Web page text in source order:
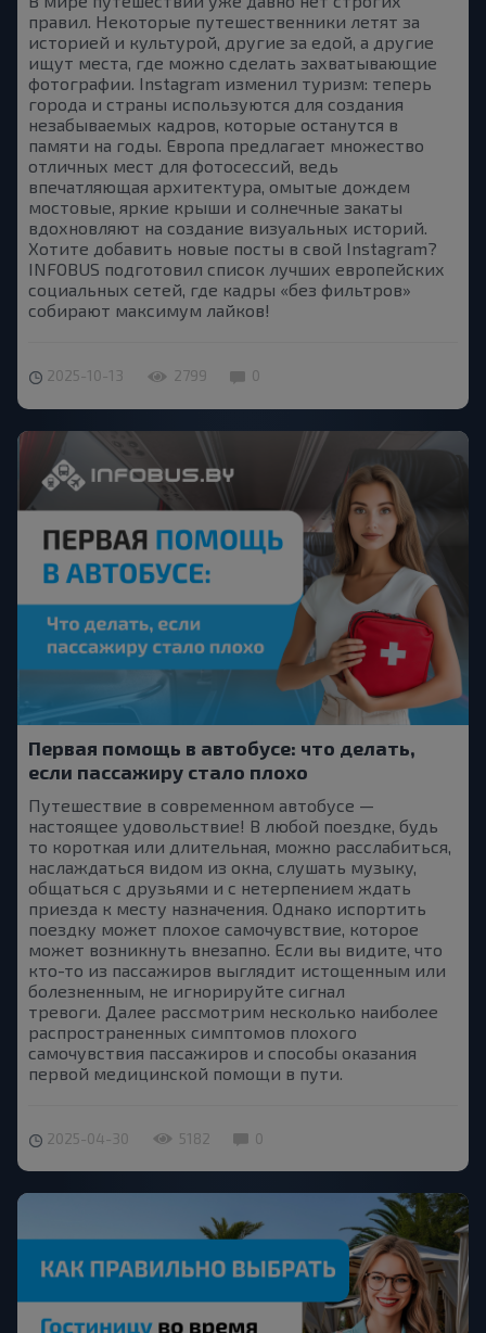
правил. Некоторые путешественники летят за
историей и культурой, другие за едой, а другие
ищут места, где можно сделать захватывающие
фотографии. Instagram изменил туризм: теперь
города и страны используются для создания
незабываемых кадров, которые останутся в
памяти на годы. Европа предлагает множество
отличных мест для фотосессий, ведь
впечатляющая архитектура, омытые дождем
мостовые, яркие крыши и солнечные закаты
вдохновляют на создание визуальных историй.
Хотите добавить новые посты в свой Instagram?
INFOBUS подготовил список лучших европейских
социальных сетей, где кадры «без фильтров»
собирают максимум лайков!
2025-10-13 2799 0
Первая помощь в автобусе: что делать,
если пассажиру стало плохо
Путешествие в современном автобусе —
настоящее удовольствие! В любой поездке, будь
то короткая или длительная, можно расслабиться,
наслаждаться видом из окна, слушать музыку,
общаться с друзьями и с нетерпением ждать
приезда к месту назначения. Однако испортить
поездку может плохое самочувствие, которое
может возникнуть внезапно. Если вы видите, что
кто-то из пассажиров выглядит истощенным или
болезненным, не игнорируйте сигнал
тревоги. Далее рассмотрим несколько наиболее
распространенных симптомов плохого
самочувствия пассажиров и способы оказания
первой медицинской помощи в пути.
2025-04-30 5182 0